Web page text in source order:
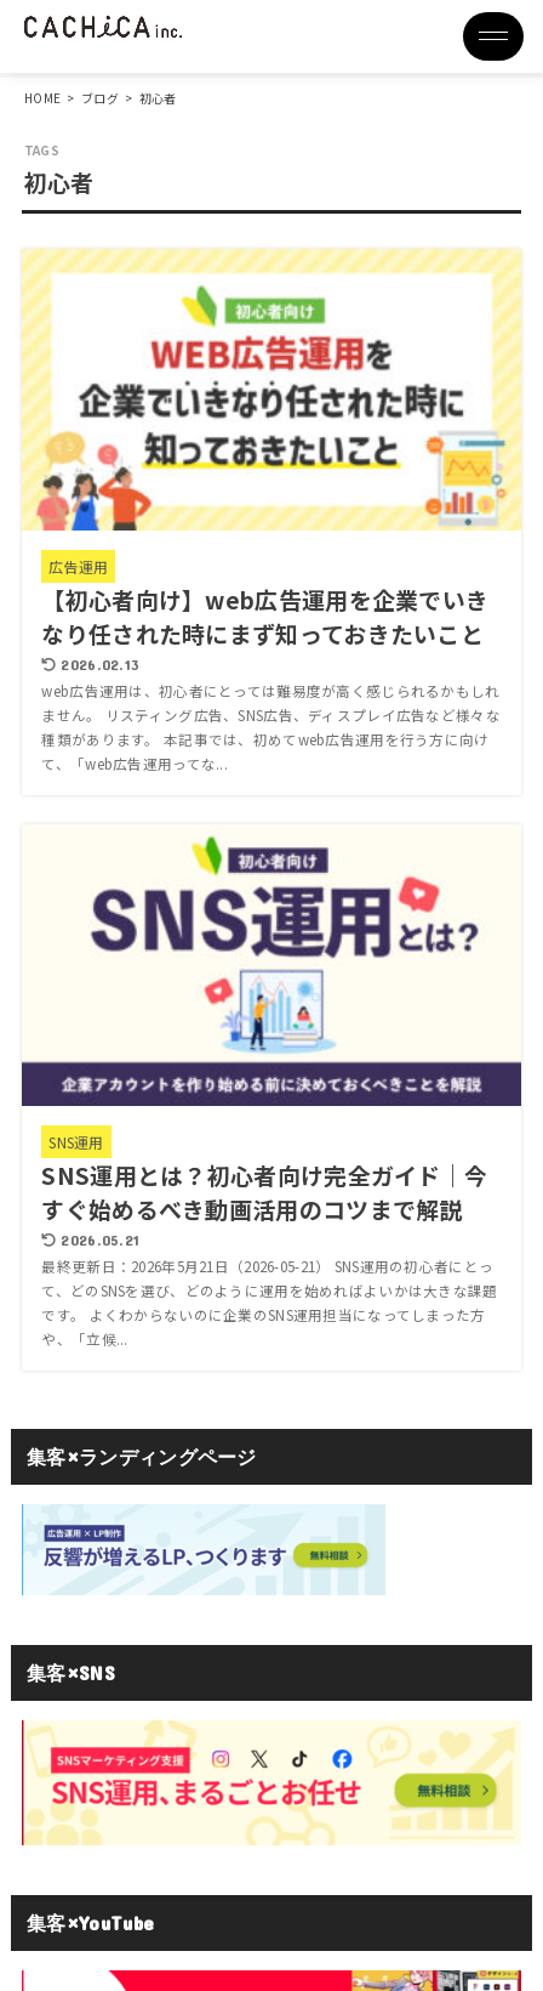
HOME > ブログ > 初心者
初心者
広告運用
【初心者向け】web広告運用を企業でいき
なり任された時にまず知っておきたいこと
2026.02.13
web広告運用は、初心者にとっては難易度が高く感じられるかもしれ
ません。 リスティング広告、SNS広告、ディスプレイ広告など様々な
種類があります。 本記事では、初めてweb広告運用を行う方に向け
て、「web広告運用ってな...
SNS運用
SNS運用とは？初心者向け完全ガイド｜今
すぐ始めるべき動画活用のコツまで解説
2026.05.21
最終更新日：2026年5月21日（2026-05-21） SNS運用の初心者にとっ
て、どのSNSを選び、どのように運用を始めればよいかは大きな課題
です。 よくわからないのに企業のSNS運用担当になってしまった方
や、「立候...
集客×ランディングページ
集客×SNS
集客×YouTube